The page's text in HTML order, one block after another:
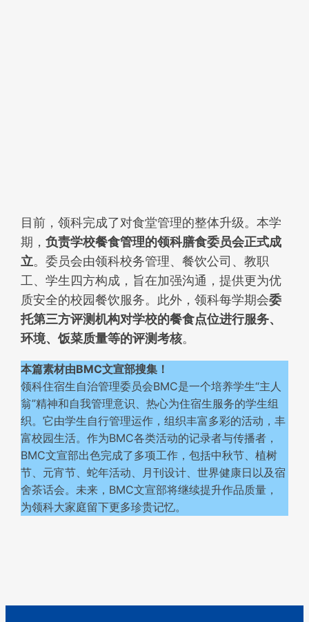
目前，领科完成了对食堂管理的整体升级。本学
期，负责学校餐食管理的领科膳食委员会正式成
立。委员会由领科校务管理、餐饮公司、教职
工、学生四方构成，旨在加强沟通，提供更为优
质安全的校园餐饮服务。此外，领科每学期会委
托第三方评测机构对学校的餐食点位进行服务、
环境、饭菜质量等的评测考核。
本篇素材由BMC文宣部搜集！
领科住宿生自治管理委员会BMC是一个培养学生“主人
翁”精神和自我管理意识、热心为住宿生服务的学生组
织。它由学生自行管理运作，组织丰富多彩的活动，丰
富校园生活。作为BMC各类活动的记录者与传播者，
BMC文宣部出色完成了多项工作，包括中秋节、植树
节、元宵节、蛇年活动、月刊设计、世界健康日以及宿
舍茶话会。未来，BMC文宣部将继续提升作品质量，
为领科大家庭留下更多珍贵记忆。